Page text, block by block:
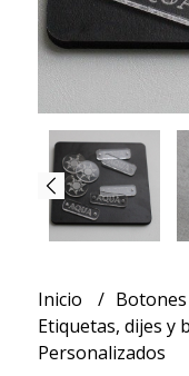
Inicio
Etiquetas, dijes y
Personalizados